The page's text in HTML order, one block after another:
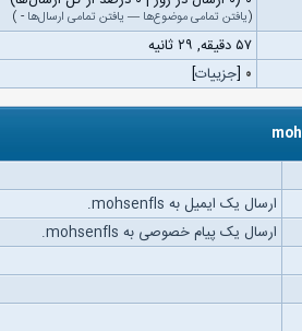
(یافتن تمامی موضوع‌ها — یافتن تمامی ارسال‌ها -
)
۵۷ دقیقه, ۲۹ ثانیه
۰ [جزییات]
ارسال یک ایمیل به mohsenfls.
ارسال یک پیام خصوصی به mohsenfls.